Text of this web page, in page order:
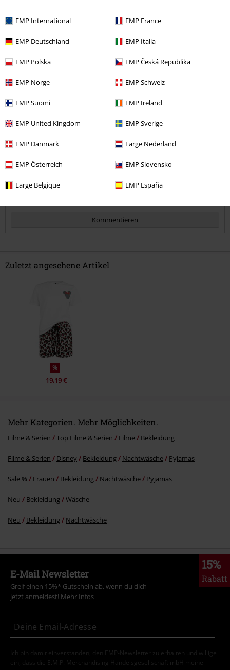
EMP International EMP France
EMP Deutschland EMP Italia
EMP Polska EMP Česká Republika
EMP Norge EMP Schweiz
EMP Suomi EMP Ireland
EMP United Kingdom EMP Sverige
EMP Danmark Large Nederland
EMP Österreich EMP Slovensko
Large Belgique EMP España
Schlafanzug
Mega Schlafanzug
Design
Passform
War diese Bewertung hilfreich für dich?
Kommentieren
Kommentar jetzt abschicken!
Zuletzt angesehene Artikel
%
19,19 €
Mehr Kategorien. Mehr Möglichkeiten.
Filme & Serien Top Filme & Serien Filme Bekleidung
Filme & Serien Disney Bekleidung Nachtwäsche Pyjamas
Sale % Frauen Bekleidung Nachtwäsche Pyjamas
Neu Bekleidung Wäsche
Neu Bekleidung Nachtwäsche
15%
Rabatt
E-Mail Newsletter
Greif einen 15%* Gutschein ab, wenn du dich
jetzt anmeldest! Mehr Infos
Ich bin damit einverstanden, den EMP-Newsletter zu erhalten und willige
ein, dass die E.M.P. Merchandising Handelsgesellschaft mbH meine